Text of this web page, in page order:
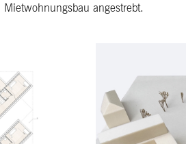
Mietwohnungsbau angestrebt.